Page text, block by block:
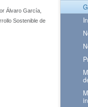
Álvaro García,
Sostenible de